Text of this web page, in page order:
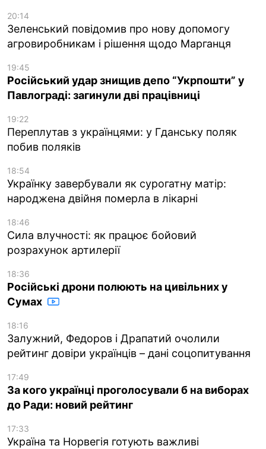
20:14
Зеленський повідомив про нову допомогу
агровиробникам і рішення щодо Марганця
19:45
Російський удар знищив депо “Укрпошти” у
Павлограді: загинули дві працівниці
19:22
Переплутав з українцями: у Гданську поляк
побив поляків
18:54
Українку завербували як сурогатну матір:
народжена двійня померла в лікарні
18:46
Сила влучності: як працює бойовий
розрахунок артилерії
18:36
Російські дрони полюють на цивільних у
Сумах
18:16
Залужний, Федоров і Драпатий очолили
рейтинг довіри українців – дані соцопитування
17:49
За кого українці проголосували б на виборах
до Ради: новий рейтинг
17:33
Україна та Норвегія готують важливі